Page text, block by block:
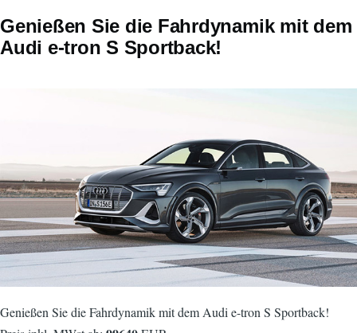
Genießen Sie die Fahrdynamik mit dem
Audi e-tron S Sportback!
Genießen Sie die Fahrdynamik mit dem Audi e-tron S Sportback!